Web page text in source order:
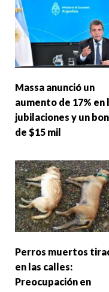
Massa anunció un
aumento de 17% en
jubilaciones y un
de $15 mil
Perros muertos
en las calles:
Preocupación en